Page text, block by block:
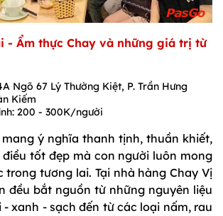
- Ẩm thực Chay và những giá trị từ
Ngõ 67 Lý Thường Kiệt, P. Trần Hưng
Kiếm
200 - 300K/người
mang ý nghĩa thanh tịnh, thuần khiết,
tốt đẹp mà con người luôn mong
trong tương lai. Tại nhà hàng Chay Vị
đều bắt nguồn từ những nguyên liệu
xanh - sạch đến từ các loại nấm, rau